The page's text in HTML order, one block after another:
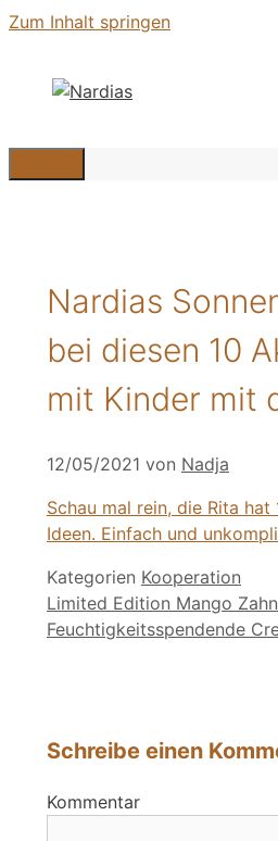
Zum Inhalt springen
Nardias
bei diesen 10
mit Kinder mit
12/05/2021 von Nadja
Schau mal rein, die Rita hat
Ideen. Einfach und
Kategorien Kooperation
Limited Edition Mango
Feuchtigkeitsspendende
Schreibe einen
Kommentar